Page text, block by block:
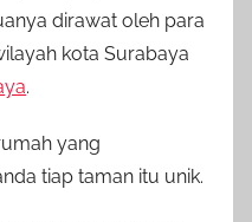
dirawat oleh para
kota Surabaya
.
yang
tiap taman itu unik.